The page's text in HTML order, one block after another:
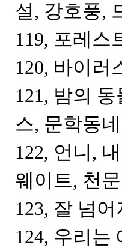
설, 강호풍,
119, 포레스
120, 바이러
121, 밤의
스, 문학동네
122, 언니,
웨이트, 천
123, 잘 넘
124, 우리는